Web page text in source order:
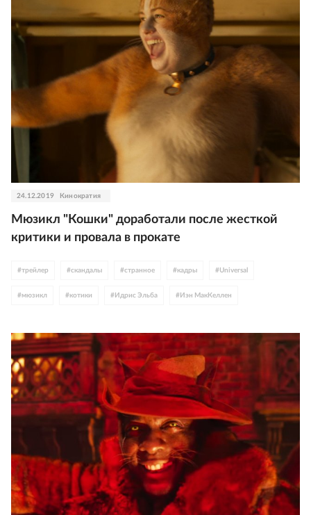
24.12.2019 Кинократия
Мюзикл "Кошки" доработали после жесткой
критики и провала в прокате
#трейлер #скандалы #странное #кадры # Universal
#мюзикл #котики # Идрис Эльба # Иэн МакКеллен